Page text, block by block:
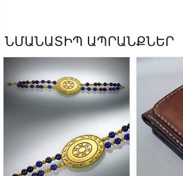
ՆՄԱՆԱՏԻՊ ԱՊՐԱՆՔՆԵՐ